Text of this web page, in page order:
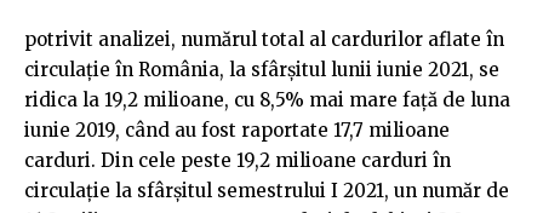
potrivit analizei, numărul total al cardurilor aflate în
circulație în România, la sfârșitul lunii iunie 2021, se
ridica la 19,2 milioane, cu 8,5% mai mare față de luna
iunie 2019, când au fost raportate 17,7 milioane
carduri. Din cele peste 19,2 milioane carduri în
circulație la sfârșitul semestrului I 2021, un număr de